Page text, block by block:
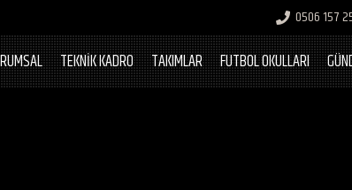
0506 157
TEKNİK KADRO TAKIMLAR FUTBOL OKULLARI